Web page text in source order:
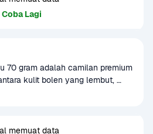
Coba Lagi
70 gram adalah camilan premium
kulit bolen yang lembut,
di dalam, serta isian kacang
minum teh atau kopi, bekal
memuat data